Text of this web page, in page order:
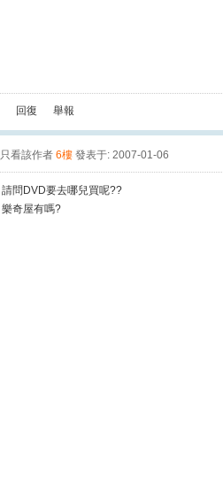
回復 舉報
只看該作者 6樓 發表于: 2007-01-06
請問DVD要去哪兒買呢??
樂奇屋有嗎?